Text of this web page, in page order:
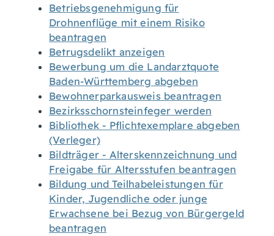
Betriebsgenehmigung für
Drohnenflüge mit einem Risiko
beantragen
Betrugsdelikt anzeigen
Bewerbung um die Landarztquote
Baden-Württemberg abgeben
Bewohnerparkausweis beantragen
Bezirksschornsteinfeger werden
Bibliothek - Pflichtexemplare abgeben
(Verleger)
Bildträger - Alterskennzeichnung und
Freigabe für Altersstufen beantragen
Bildung und Teilhabeleistungen für
Kinder, Jugendliche oder junge
Erwachsene bei Bezug von Bürgergeld
beantragen